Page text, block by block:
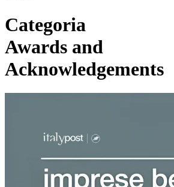
Categoria
Awards and
Acknowledgements